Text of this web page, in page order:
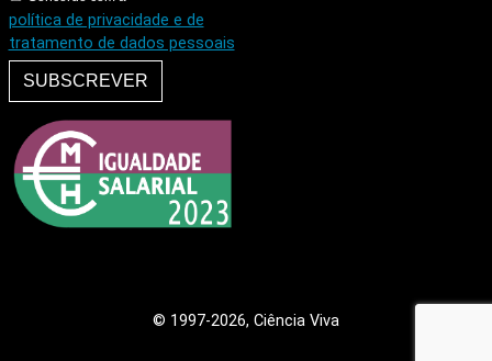
política de privacidade e de
tratamento de dados pessoais
SUBSCREVER
© 1997-2026, Ciência Viva